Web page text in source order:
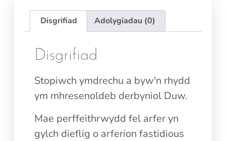
Disgrifiad Adolygiadau (0)
Disgrifiad
Stopiwch ymdrechu a byw'n rhydd
ym mhresenoldeb derbyniol Duw.
Mae perffeithrwydd fel arfer yn
gylch dieflig o arferion fastidious